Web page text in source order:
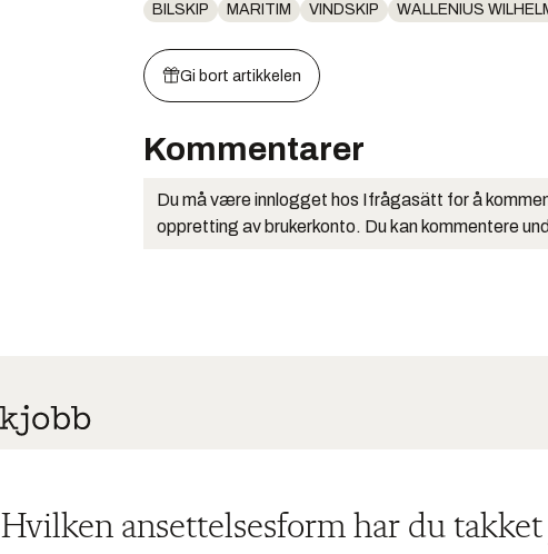
BILSKIP MARITIM VINDSKIP WALLENIUS
Gi bort artikkelen
Kommentarer
Du må være innlogget hos Ifrågasätt for å
oppretting av brukerkonto. Du kan kommentere
Hvilken ansettelsesform har du takket